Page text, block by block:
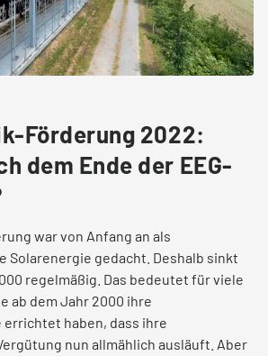
Förderung 2022:
dem Ende der EEG-
war von Anfang an als
Solarenergie gedacht. Deshalb sinkt
regelmäßig. Das bedeutet für viele
ab dem Jahr 2000 ihre
haben, dass ihre
nun allmählich ausläuft. Aber